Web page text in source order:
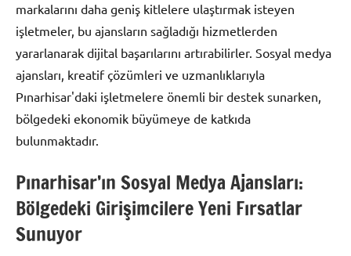
markalarını daha geniş kitlelere ulaştırmak isteyen
işletmeler, bu ajansların sağladığı hizmetlerden
yararlanarak dijital başarılarını artırabilirler. Sosyal medya
ajansları, kreatif çözümleri ve uzmanlıklarıyla
Pınarhisar'daki işletmelere önemli bir destek sunarken,
bölgedeki ekonomik büyümeye de katkıda
bulunmaktadır.
Pınarhisar’ın Sosyal Medya Ajansları:
Bölgedeki Girişimcilere Yeni Fırsatlar
Sunuyor